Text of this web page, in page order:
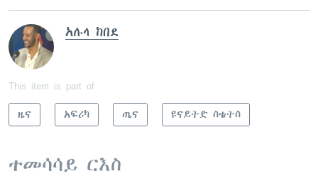
አሉላ ከበደ
This item is part of
ዜና አፍሪካ ጤና ዩናይትድ ስቴትስ
ተመሳሳይ ርእስ